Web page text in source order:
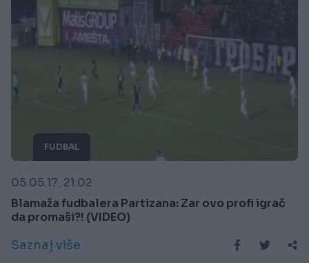
FUDBAL
05.05.17. 21:02
Blamaža fudbalera Partizana: Zar ovo profi igrač
da promaši?! (VIDEO)
Saznaj više